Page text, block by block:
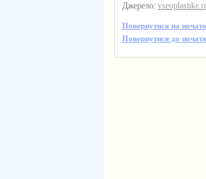
Джерело:
Повернутися на
Повернутися до